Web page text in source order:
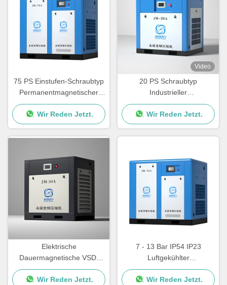
75 PS Einstufen-Schraubtyp
Permanentmagnetischer
VSD-Luftkompressor 55 kW
Wir Reden Jetzt.
Video
20 PS Schraubtyp
Industrieller
Permanentmagnetischer
VSD-Luftkompressor 15 kW
Luftgekühlt
Wir Reden Jetzt.
Elektrische
Dauermagnetische VSD-
Luftkompressor 22 kW
Vertikale
Wir Reden Jetzt.
7 - 13 Bar IP54 IP23
Luftgekühlter
Schraubkompressor VSD 15
- 132KW CE-zertifiziert
Wir Reden Jetzt.